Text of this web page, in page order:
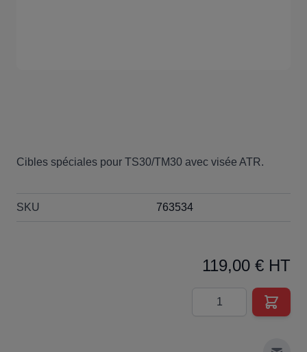
Cibles spéciales pour TS30/TM30 avec visée ATR.
SKU 763534
119,00 € HT
Quantité